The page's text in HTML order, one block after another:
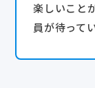
楽しいこと
員が待って